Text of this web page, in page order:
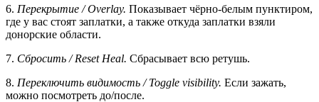
6. Перекрытие / Overlay. Показывает чёрно-белым пунктиром,
где у вас стоят заплатки, а также откуда заплатки взяли
донорские области.
7. Сбросить / Reset Heal. Сбрасывает всю ретушь.
8. Переключить видимость / Toggle visibility. Если зажать,
можно посмотреть до/после.